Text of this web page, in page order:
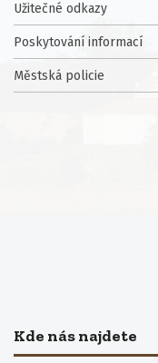
Užitečné odkazy
Poskytování informací
Městská policie
Kde nás najdete